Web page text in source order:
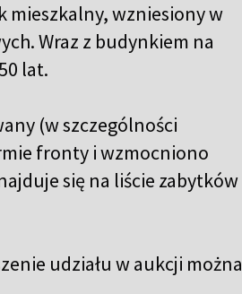
mieszkalny, wzniesiony w
Wraz z budynkiem na
lat.
(w szczególności
fronty i wzmocniono
się na liście zabytków
udziału w aukcji można